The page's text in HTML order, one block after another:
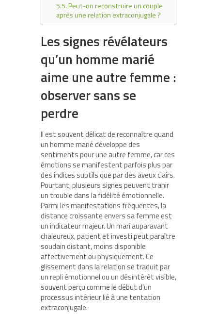
5.5.Peut-on reconstruire un couple
après une relation extraconjugale ?
Les signes révélateurs
qu’un homme marié
aime une autre femme :
observer sans se
perdre
Il est souvent délicat de reconnaître quand
un homme marié développe des
sentiments pour une autre femme, car ces
émotions se manifestent parfois plus par
des indices subtils que par des aveux clairs.
Pourtant, plusieurs signes peuvent trahir
un trouble dans la fidélité émotionnelle.
Parmi les manifestations fréquentes, la
distance croissante envers sa femme est
un indicateur majeur. Un mari auparavant
chaleureux, patient et investi peut paraître
soudain distant, moins disponible
affectivement ou physiquement. Ce
glissement dans la relation se traduit par
un repli émotionnel ou un désintérêt visible,
souvent perçu comme le début d’un
processus intérieur lié à une tentation
extraconjugale.